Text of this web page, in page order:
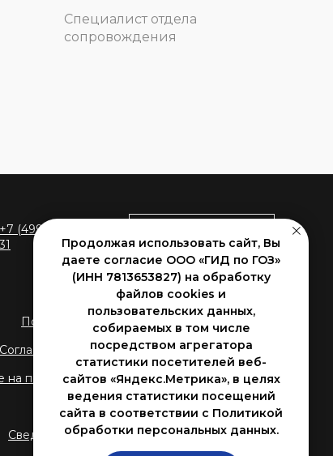
Продолжая использовать сайт, Вы
даете согласие ООО «ГИД по ГОЗ»
(ИНН 7813653827) на обработку
файлов cookies и
пользовательских данных,
собираемых в том числе
посредством агрегатора
статистики посетителей веб-
сайтов «Яндекс.Метрика», в целях
ведения статистики посещений
сайта в соответствии с Политикой
обработки персональных данных.
Специалист отдела
сопровождения
Согласие на обработку персональных данных
Сведения об образовательной организации
Чат в Telegram
Политика в отношении обработки данных
Договор-оферта
на получение информационных сообщений
gosoboronzak@rugoz.ru
+7 (499) 938 98-
31